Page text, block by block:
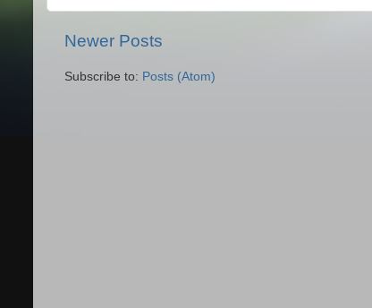
Newer Posts
Subscribe to: Posts (Atom)